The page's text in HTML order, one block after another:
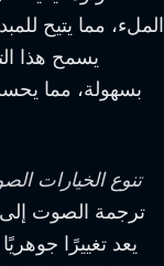
الملء، مما يتيح
يسمح هذا
بسهولة، مما
تنوع الخيارات
ترجمة الصوت إلى
يعد تغييرًا